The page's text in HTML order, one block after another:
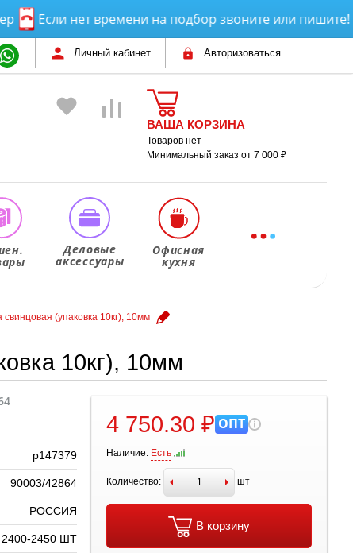
Если нет времени на подбор звоните или пишите!
Личный кабинет Авторизоваться
ВАША КОРЗИНА
Товаров нет
Минимальный заказ от 7 000 ₽
Деловые
аксессуары
Офисная
кухня
свинцовая (упаковка 10кг), 10мм
10кг), 10мм
р147379
90003/42864
РОССИЯ
2400-2450 ШТ
4 750.30 ₽ ОПТ
Наличие: Есть
Количество: шт
В корзину